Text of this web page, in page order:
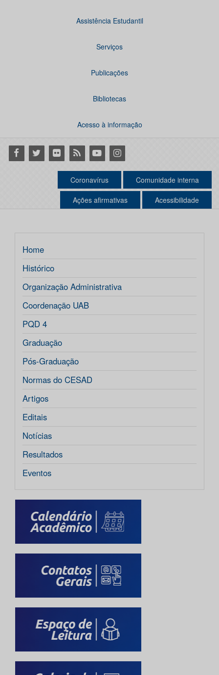
Assistência Estudantil
Serviços
Publicações
Bibliotecas
Acesso à informação
Facebook
Twitter Flickr RSS YoutubeInstagram
Coronavírus Comunidade interna
Ações afirmativas Acessibilidade
Home
Histórico
Organização Administrativa
Coordenação UAB
PQD 4
Graduação
Pós-Graduação
Normas do CESAD
Artigos
Editais
Notícias
Resultados
Eventos